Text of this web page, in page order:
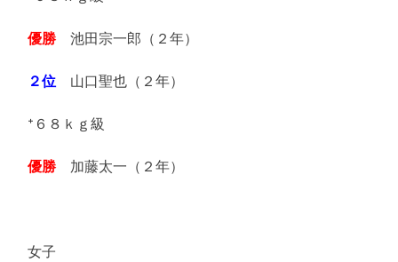
優勝 池田宗一郎（２年）
２位 山口聖也（２年）
⁺６８ｋｇ級
優勝 加藤太一（２年）
女子